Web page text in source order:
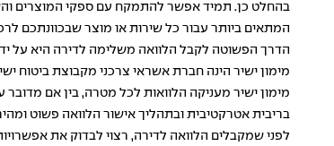
בהחלט כן. תמיד אפשר להתמקח עם ספקי המוצרים
המתאים ביותר עבור כל שירות או מוצר שבכוונתכם
הדרך הפשוטה לקבל הלוואה משלימה לדירה היא על
מימון ישיר הינה חברת אשראי צרכני מקבוצת ביטוח
מימון ישיר מעניקה הלוואות לכל מטרה, בין אם מדובר
בריבית אטרקטיבית ובתהליך אישור הלוואה פשוט
לפני שמקבלים הלוואה לדירה, רצוי לבדוק את